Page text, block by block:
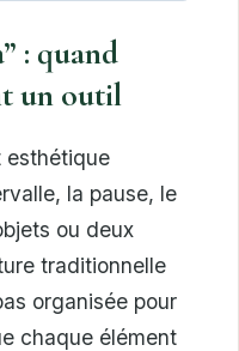
: quand
un outil
esthétique
la pause, le
ou deux
traditionnelle
organisée pour
chaque élément